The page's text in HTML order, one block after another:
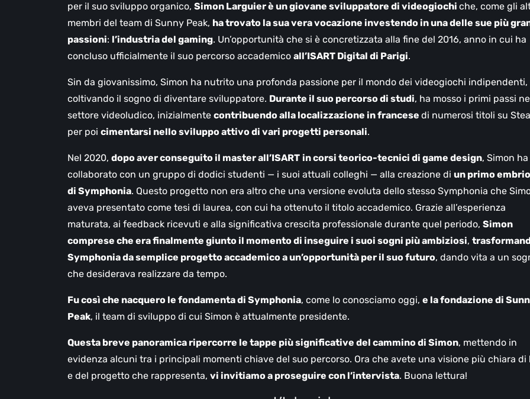
per il suo sviluppo organico, Simon Larguier è un giovane sviluppatore di videogiochi che, come gli
membri del team di Sunny Peak, ha trovato la sua vera vocazione investendo in una delle sue più
passioni: l’industria del gaming. Un’opportunità che si è concretizzata alla fine del 2016, anno in cui ha
concluso ufficialmente il suo percorso accademico all’ISART Digital di Parigi.
Sin da giovanissimo, Simon ha nutrito una profonda passione per il mondo dei videogiochi indipendenti,
coltivando il sogno di diventare sviluppatore. Durante il suo percorso di studi, ha mosso i primi passi
settore videoludico, inizialmente contribuendo alla localizzazione in francese di numerosi titoli su
per poi cimentarsi nello sviluppo attivo di vari progetti personali.
Nel 2020, dopo aver conseguito il master all’ISART in corsi teorico-tecnici di game design, Simon ha
collaborato con un gruppo di dodici studenti — i suoi attuali colleghi — alla creazione di un primo
di Symphonia. Questo progetto non era altro che una versione evoluta dello stesso Symphonia che
aveva presentato come tesi di laurea, con cui ha ottenuto il titolo accademico. Grazie all’esperienza
maturata, ai feedback ricevuti e alla significativa crescita professionale durante quel periodo, Simon
comprese che era finalmente giunto il momento di inseguire i suoi sogni più ambiziosi,
Symphonia da semplice progetto accademico a un’opportunità per il suo futuro, dando vita a un
che desiderava realizzare da tempo.
Fu così che nacquero le fondamenta di Symphonia, come lo conosciamo oggi, e la fondazione di
Peak, il team di sviluppo di cui Simon è attualmente presidente.
Questa breve panoramica ripercorre le tappe più significative del cammino di Simon, mettendo in
evidenza alcuni tra i principali momenti chiave del suo percorso. Ora che avete una visione più chiara di
e del progetto che rappresenta, vi invitiamo a proseguire con l’intervista. Buona lettura!